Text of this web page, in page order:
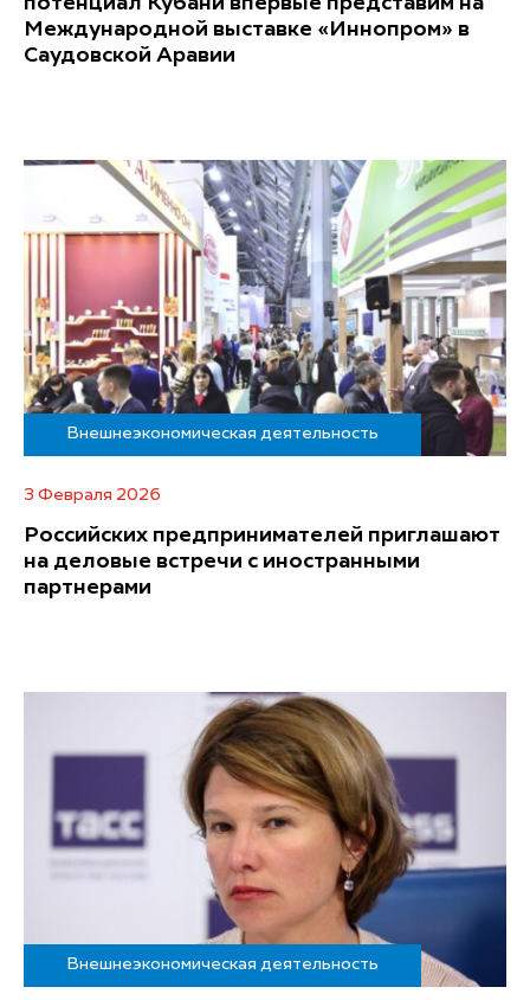
Международной выставке «Иннопром» в
Саудовской Аравии
Внешнеэкономическая деятельность
3 Февраля 2026
Российских предпринимателей приглашают
на деловые встречи с иностранными
партнерами
Внешнеэкономическая деятельность